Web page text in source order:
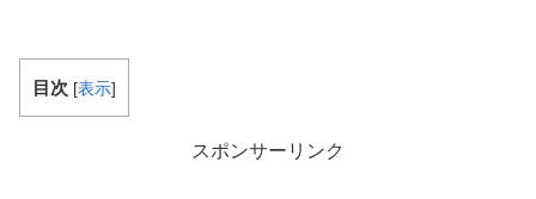
目次 [表示]
スポンサーリンク